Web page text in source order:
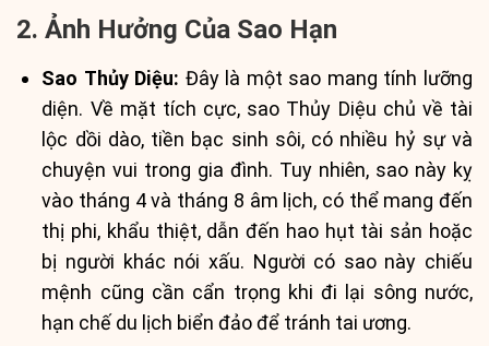
2. Ảnh Hưởng Của Sao Hạn
Sao Thủy Diệu: Đây là một sao mang tính lưỡng
diện. Về mặt tích cực, sao Thủy Diệu chủ về tài
lộc dồi dào, tiền bạc sinh sôi, có nhiều hỷ sự và
chuyện vui trong gia đình. Tuy nhiên, sao này kỵ
vào tháng 4 và tháng 8 âm lịch, có thể mang đến
thị phi, khẩu thiệt, dẫn đến hao hụt tài sản hoặc
bị người khác nói xấu. Người có sao này chiếu
mệnh cũng cần cẩn trọng khi đi lại sông nước,
hạn chế du lịch biển đảo để tránh tai ương.